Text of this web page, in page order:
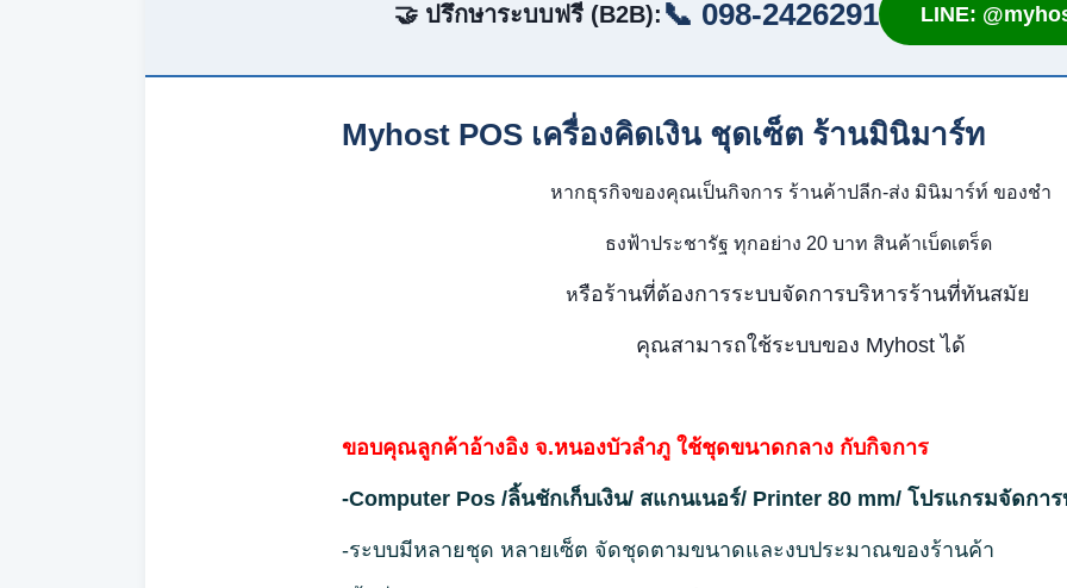
🤝 ปรึกษาระบบฟรี (B2B): 📞 098-2426291 LINE:
Myhost POS เครื่องคิดเงิน ชุดเซ็ต ร้านมินิมาร์ท
หากธุรกิจของคุณเป็นกิจการ ร้านค้าปลีก-ส่ง มินิมาร์ท์ ของชำ
ธงฟ้าประชารัฐ ทุกอย่าง 20 บาท สินค้าเบ็ดเตร็ด
หรือร้านที่ต้องการระบบจัดการบริหารร้านที่ทันสมัย
คุณสามารถใช้ระบบของ Myhost ได้
ขอบคุณลูกค้าอ้างอิง จ.หนองบัวลำภู ใช้ชุดขนาดกลาง กับกิจการ
-Computer Pos /ลิ้นชักเก็บเงิน/ สแกนเนอร์/ Printer 80 mm/ โปรแกรมจัดกา
-ระบบมีหลายชุด หลายเซ็ต จัดชุดตามขนาดและงบประมาณของร้านค้า